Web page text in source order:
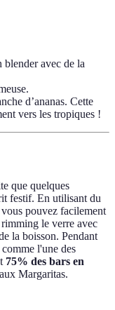
blender avec de la
d’ananas. Cette
vers les tropiques !
que quelques
festif. En utilisant du
pouvez facilement
rimming le verre avec
la boisson. Pendant
l'une des
75% des bars en
Margaritas.